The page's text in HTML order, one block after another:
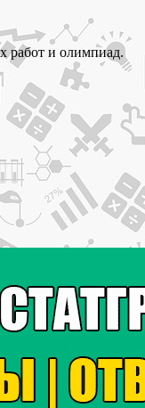
работ и олимпиад.